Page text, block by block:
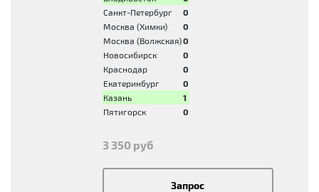
Санкт-Петербург
0
Москва (Химки)
0
Москва (Волжская)0
Новосибирск
0
Краснодар
0
Екатеринбург
0
Казань
1
Пятигорск
0
3 350 руб
Запрос